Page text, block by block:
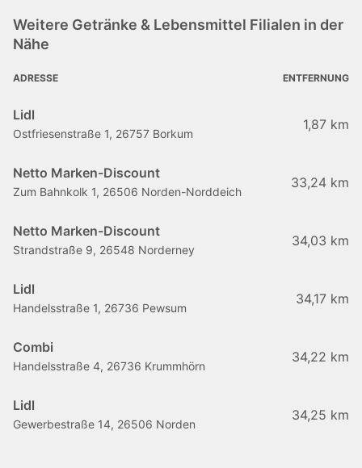
Weitere Getränke & Lebensmittel Filialen in der
Nähe
ADRESSE ENTFERNUNG
Lidl
Ostfriesenstraße 1, 26757 Borkum
1,87 km
Netto Marken-Discount
Zum Bahnkolk 1, 26506 Norden-Norddeich
33,24 km
Netto Marken-Discount
Strandstraße 9, 26548 Norderney
34,03 km
Lidl
Handelsstraße 1, 26736 Pewsum
34,17 km
Combi
Handelsstraße 4, 26736 Krummhörn
34,22 km
Lidl
Gewerbestraße 14, 26506 Norden
34,25 km